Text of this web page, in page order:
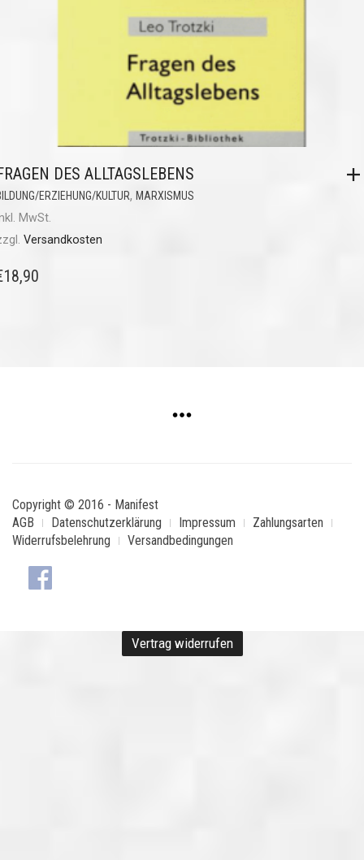
DES ALLTAGSLEBENS
ERZIEHUNG/KULTUR, MARXISMUS
MwSt.
Versandkosten
18,90
Copyright © 2016 - Manifest
AGB
Datenschutzerklärung Impressum
Zahlungsarten
Widerrufsbelehrung
Versandbedingungen
Vertrag widerrufen